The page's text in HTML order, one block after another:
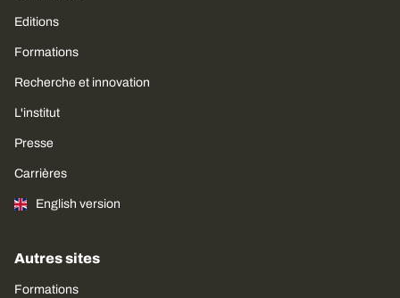
Editions
Formations
Recherche et innovation
L'institut
Presse
Carrières
English version
Autres sites
Formations